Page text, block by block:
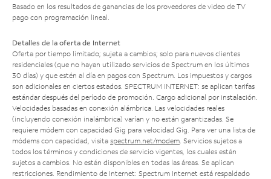
Basado en los resultados de ganancias de los proveedores de video de TV
pago con programación lineal.
Detalles de la oferta de Internet
Oferta por tiempo limitado; sujeta a cambios; solo para nuevos clientes
residenciales (que no hayan utilizado servicios de Spectrum en los últimos
30 días) y que estén al día en pagos con Spectrum. Los impuestos y cargos
son adicionales en ciertos estados. SPECTRUM INTERNET: se aplican tarifas
estándar después del período de promoción. Cargo adicional por instalación.
Velocidades basadas en conexión alámbrica. Las velocidades reales
(incluyendo conexión inalámbrica) varían y no están garantizadas. Se
requiere módem con capacidad Gig para velocidad Gig. Para ver una lista de
módems con capacidad, visita spectrum.net/modem. Servicios sujetos a
todos los términos y condiciones de servicio vigentes, los cuales están
sujetos a cambios. No están disponibles en todas las áreas. Se aplican
restricciones. Rendimiento de Internet: Spectrum Internet está respaldado